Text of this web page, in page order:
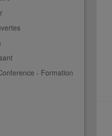
- Formation